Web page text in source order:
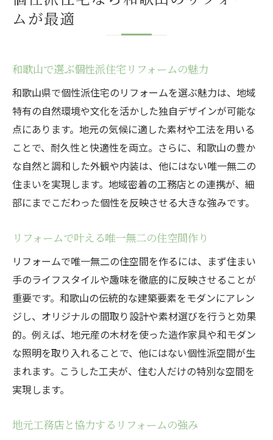
ムが最適
和歌山で選ぶ個性派住宅リフォームの魅力
和歌山県で個性派住宅のリフォームを選ぶ魅力は、地域
特有の自然環境や文化を活かした独自デザインが可能な
点にあります。地元の気候に適した素材や工法を用いる
ことで、耐久性と快適性を両立。さらに、和歌山の豊か
な自然と調和した外観や内装は、他にはない唯一無二の
住まいを実現します。地域密着の工務店との連携が、細
部にまでこだわった個性を反映させる大きな強みです。
リフォームで叶える唯一無二の住空間作り
リフォームで唯一無二の住空間を作るには、まず住まい
手のライフスタイルや趣味を徹底的に反映させることが
重要です。和歌山の伝統的な建築要素をモダンにアレン
ジし、オリジナルの間取り設計や素材選びを行うと効果
的。例えば、地元産の木材を使った造作家具や和モダン
な照明を取り入れることで、他にはない個性派空間が生
まれます。こうした工夫が、住む人だけの特別な空間を
実現します。
地元工務店と協力するリフォームの強み